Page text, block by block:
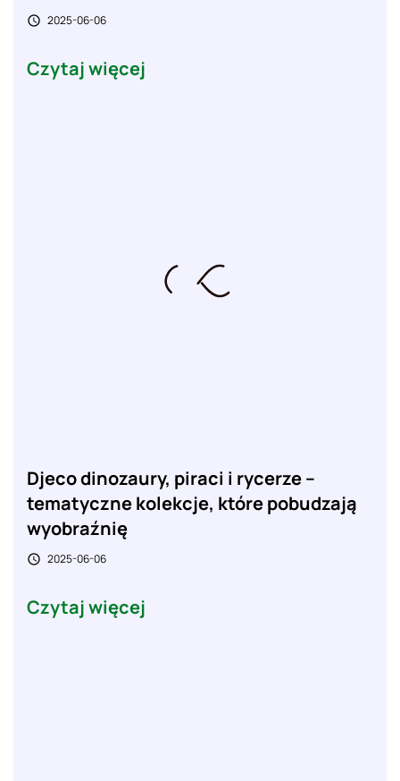
 2025-06-06
Czytaj więcej
Djeco dinozaury, piraci i rycerze –
tematyczne kolekcje, które pobudzają
wyobraźnię
 2025-06-06
Czytaj więcej